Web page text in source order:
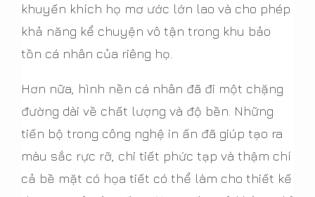
khuyến khích họ mơ ước lớn lao và cho phép
khả năng kể chuyện vô tận trong khu bảo
tồn cá nhân của riêng họ.
Hơn nữa, hình nền cá nhân đã đi một chặng
đường dài về chất lượng và độ bền. Những
tiến bộ trong công nghệ in ấn đã giúp tạo ra
màu sắc rực rỡ, chi tiết phức tạp và thậm chí
cả bề mặt có họa tiết có thể làm cho thiết kế